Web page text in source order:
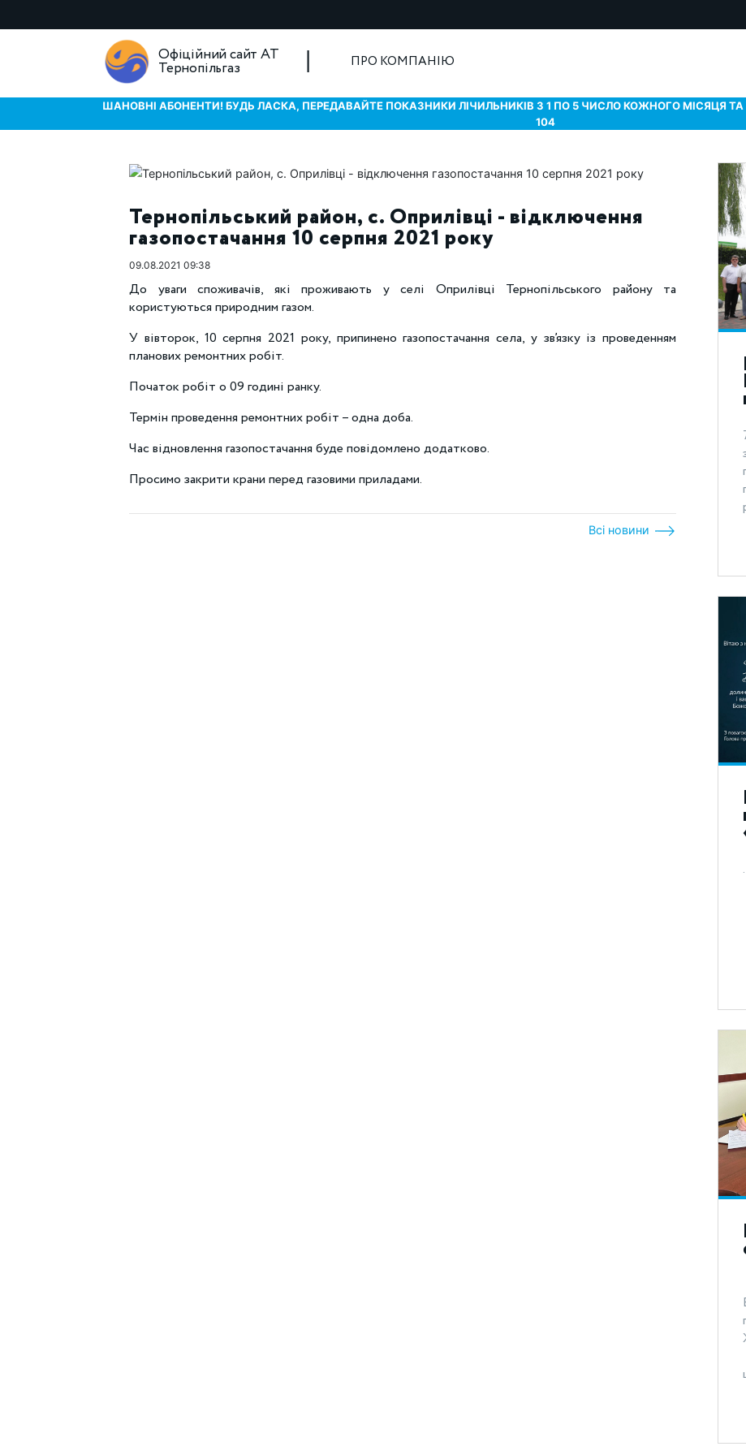
Офіційний сайт АТ
Тернопільгаз ПРО КОМПАНІЮ
ШАНОВНІ АБОНЕНТИ! БУДЬ ЛАСКА, ПЕРЕДАВАЙТЕ ПОКАЗНИКИ ЛІЧИЛЬНИКІВ З 1 ПО 5 ЧИСЛО КОЖНОГО МІСЯЦЯ ТА
104
Тернопільський район, с. Оприлівці - відключення
газопостачання 10 серпня 2021 року
09.08.2021 09:38
До уваги споживачів, які проживають у cелі Оприлівці Тернопільського району та
користуються природним газом.
У вівторок, 10 серпня 2021 року, припинено газопостачання села, у зв’язку із проведенням
планових ремонтних робіт.
Початок робіт о 09 годині ранку.
Термін проведення ремонтних робіт – одна доба.
Час відновлення газопостачання буде повідомлено додатково.
Просимо закрити крани перед газовими приладами.
Всі новини